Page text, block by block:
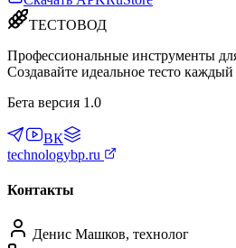
ТЕСТОВОД
Профессиональные инструменты
Создавайте идеальное тесто каждый
Бета версия 1.0
ВК
technologybp.ru
Контакты
Денис Машков, технолог